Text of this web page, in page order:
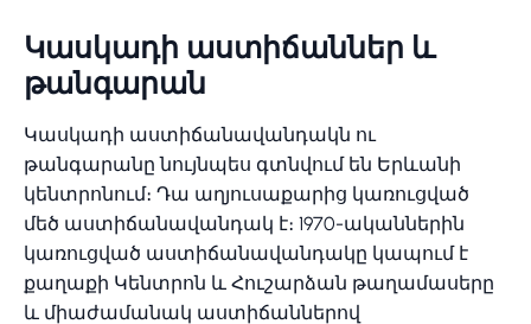
Կասկադի աստիճաններ և
թանգարան
Կասկադի աստիճանավանդակն ու
թանգարանը նույնպես գտնվում են Երևանի
կենտրոնում։ Դա աղյուսաքարից կառուցված
մեծ աստիճանավանդակ է։ 1970-ականներին
կառուցված աստիճանավանդակը կապում է
քաղաքի Կենտրոն և Հուշարձան թաղամասերը
և միաժամանակ աստիճաններով